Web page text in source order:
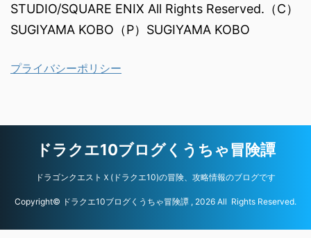
STUDIO/SQUARE ENIX All Rights Reserved.（C）
SUGIYAMA KOBO（P）SUGIYAMA KOBO
プライバシーポリシー
ドラクエ10ブログくうちゃ冒険譚
ドラゴンクエストＸ(ドラクエ10)の冒険、攻略情報のブログです
Copyright© ドラクエ10ブログくうちゃ冒険譚 , 2026 All Rights Reserved.